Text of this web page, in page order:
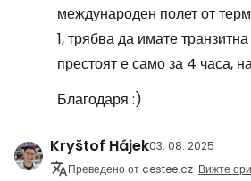
международен полет от
1, трябва да имате
престоят е само за 4 часа,
Благодаря :)
Kryštof Hájek03. 08. 2025
Преведено от cestee.cz Вижте